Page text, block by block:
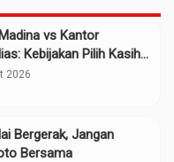
vs Kantor
Kebijakan Pilih Kasih
2026
Bergerak, Jangan
Bersama